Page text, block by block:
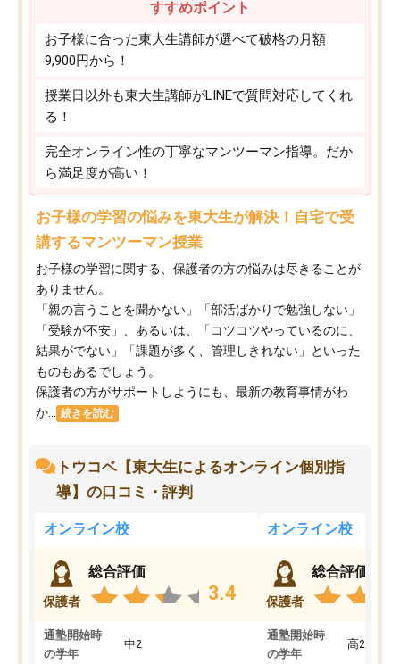
すすめポイント
お子様に合った東大生講師が選べて破格の月額
9,900円から！
授業日以外も東大生講師がLINEで質問対応してくれ
る！
完全オンライン性の丁寧なマンツーマン指導。だか
ら満足度が高い！
お子様の学習の悩みを東大生が解決！自宅で受
講するマンツーマン授業
お子様の学習に関する、保護者の方の悩みは尽きることが
ありません。
「親の言うことを聞かない」「部活ばかりで勉強しない」
「受験が不安」、あるいは、「コツコツやっているのに、
結果がでない」「課題が多く、管理しきれない」といった
ものもあるでしょう。
保護者の方がサポートしようにも、最新の教育事情がわ
か...
続きを読む
トウコベ【東大生によるオンライン個別指
導】の口コミ・評判
オンライン校
保護者
総合評価
3.4
通塾開始時
の学年
中2
オンライン校
保護者
総合評価
通塾開始時
の学年
高2